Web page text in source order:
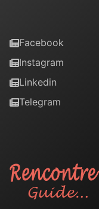
Facebook
Instagram
Linkedin
Telegram